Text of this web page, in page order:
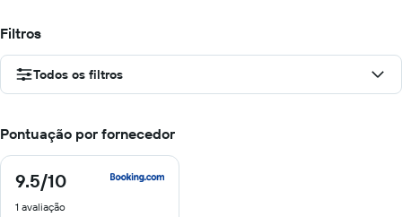
Filtros
Todos os filtros
Pontuação por fornecedor
9.5/10
9.5
10
1 avaliação